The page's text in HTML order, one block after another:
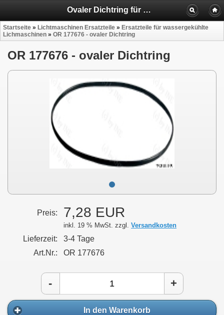
Ovaler Dichtring für wassergekühlte Lichtmaschinen
Startseite » Lichtmaschinen Ersatzteile » Ersatzteile für wassergekühlte
Lichmaschinen » OR 177676 - ovaler Dichtring
OR 177676 - ovaler Dichtring
Preis: 7,28 EUR
inkl. 19 % MwSt. zzgl. Versandkosten
Lieferzeit:
3-4 Tage
Art.Nr.:
OR 177676
- +
In den Warenkorb